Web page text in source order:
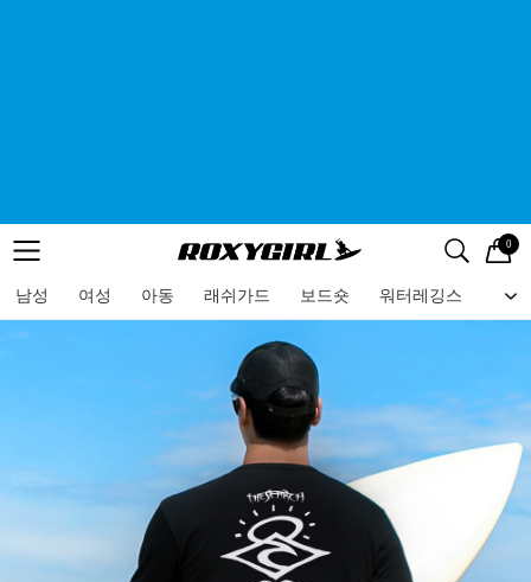
메뉴 검색
로고 0
남성 여성 아동 래쉬가드 보드숏 워터레깅스 비
메뉴